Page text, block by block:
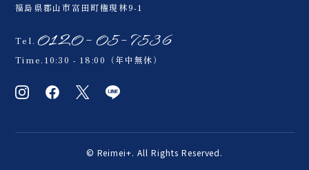
福島県郡山市富田町権現林9-1
Tel. 0120-05-7536
Time.10:30 - 18:00（年中無休）
© Reimei+. All Rights Reserved.